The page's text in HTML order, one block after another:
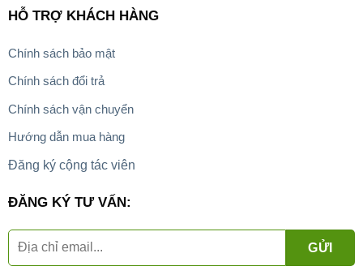
HỖ TRỢ KHÁCH HÀNG
Chính sách bảo mật
Chính sách đổi trả
Chính sách vận chuyển
Hướng dẫn mua hàng
Đăng ký cộng tác viên
ĐĂNG KÝ TƯ VẤN: